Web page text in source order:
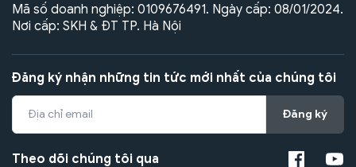
Mã số doanh nghiệp: 0109676491. Ngày cấp: 08/01/2024.
Nơi cấp: SKH & ĐT TP. Hà Nội
Đăng ký nhận những tin tức mới nhất của chúng tôi
Đăng ký
Theo dõi chúng tôi qua